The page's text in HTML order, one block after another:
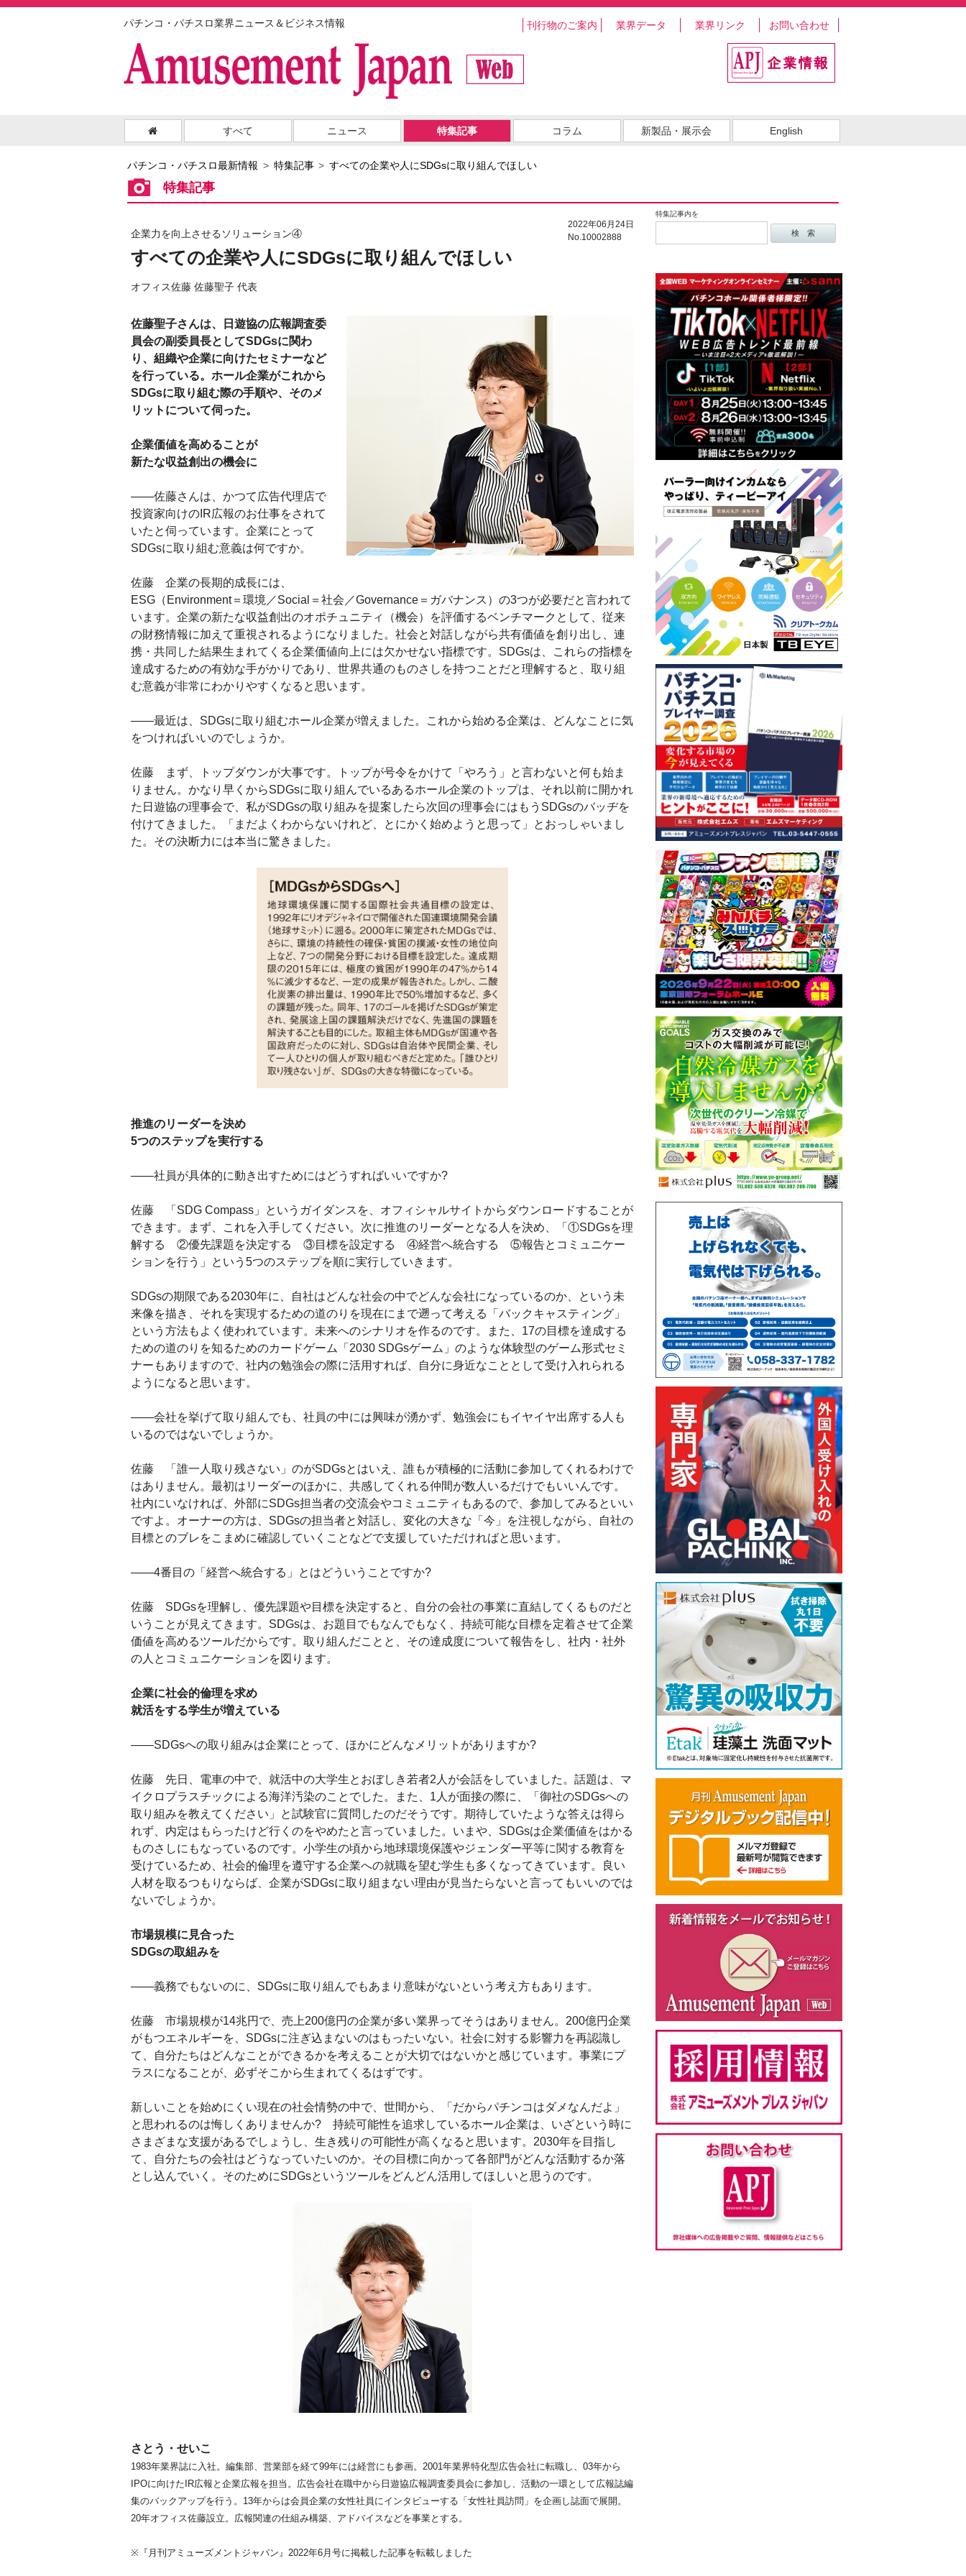
パチンコ・パチスロ業界ニュース＆ビジネス情報 刊行物のご案内 業界データ 業界リンク お問い合わせ
すべて ニュース 特集記事 コラム 新製品・展示会 English
パチンコ・パチスロ最新情報 特集記事 すべての企業や人にSDGsに取り組んでほしい
特集記事
特集記事内を
2022年06月24日
No.10002888
企業力を向上させるソリューション④
すべての企業や人にSDGsに取り組んでほしい
オフィス佐藤 佐藤聖子 代表
佐藤聖子さんは、日遊協の広報調査委
員会の副委員長としてSDGsに関わ
り、組織や企業に向けたセミナーなど
を行っている。ホール企業がこれから
SDGsに取り組む際の手順や、そのメ
リットについて伺った。
企業価値を高めることが
新たな収益創出の機会に
――佐藤さんは、かつて広告代理店で
投資家向けのIR広報のお仕事をされて
いたと伺っています。企業にとって
SDGsに取り組む意義は何ですか。
佐藤 企業の長期的成長には、
ESG（Environment＝環境／Social＝社会／Governance＝ガバナンス）の3つが必要だと言われて
います。企業の新たな収益創出のオポチュニティ（機会）を評価するベンチマークとして、従来
の財務情報に加えて重視されるようになりました。社会と対話しながら共有価値を創り出し、連
携・共同した結果生まれてくる企業価値向上には欠かせない指標です。SDGsは、これらの指標を
達成するための有効な手がかりであり、世界共通のものさしを持つことだと理解すると、取り組
む意義が非常にわかりやすくなると思います。
――最近は、SDGsに取り組むホール企業が増えました。これから始める企業は、どんなことに気
をつければいいのでしょうか。
佐藤 まず、トップダウンが大事です。トップが号令をかけて「やろう」と言わないと何も始ま
りません。かなり早くからSDGsに取り組んでいるあるホール企業のトップは、それ以前に開かれ
た日遊協の理事会で、私がSDGsの取り組みを提案したら次回の理事会にはもうSDGsのバッヂを
付けてきました。「まだよくわからないけれど、とにかく始めようと思って」とおっしゃいまし
た。その決断力には本当に驚きました。
推進のリーダーを決め
5つのステップを実行する
――社員が具体的に動き出すためにはどうすればいいですか?
佐藤 「SDG Compass」というガイダンスを、オフィシャルサイトからダウンロードすることが
できます。まず、これを入手してください。次に推進のリーダーとなる人を決め、「①SDGsを理
解する ②優先課題を決定する ③目標を設定する ④経営へ統合する ⑤報告とコミュニケー
ションを行う」という5つのステップを順に実行していきます。
SDGsの期限である2030年に、自社はどんな社会の中でどんな会社になっているのか、という未
来像を描き、それを実現するための道のりを現在にまで遡って考える「バックキャスティング」
という方法もよく使われています。未来へのシナリオを作るのです。また、17の目標を達成する
ための道のりを知るためのカードゲーム「2030 SDGsゲーム」のような体験型のゲーム形式セミ
ナーもありますので、社内の勉強会の際に活用すれば、自分に身近なこととして受け入れられる
ようになると思います。
――会社を挙げて取り組んでも、社員の中には興味が湧かず、勉強会にもイヤイヤ出席する人も
いるのではないでしょうか。
佐藤 「誰一人取り残さない」のがSDGsとはいえ、誰もが積極的に活動に参加してくれるわけで
はありません。最初はリーダーのほかに、共感してくれる仲間が数人いるだけでもいいんです。
社内にいなければ、外部にSDGs担当者の交流会やコミュニティもあるので、参加してみるといい
ですよ。オーナーの方は、SDGsの担当者と対話し、変化の大きな「今」を注視しながら、自社の
目標とのブレをこまめに確認していくことなどで支援していただければと思います。
――4番目の「経営へ統合する」とはどういうことですか?
佐藤 SDGsを理解し、優先課題や目標を決定すると、自分の会社の事業に直結してくるものだと
いうことが見えてきます。SDGsは、お題目でもなんでもなく、持続可能な目標を定着させて企業
価値を高めるツールだからです。取り組んだことと、その達成度について報告をし、社内・社外
の人とコミュニケーションを図ります。
企業に社会的倫理を求め
就活をする学生が増えている
――SDGsへの取り組みは企業にとって、ほかにどんなメリットがありますか?
佐藤 先日、電車の中で、就活中の大学生とおぼしき若者2人が会話をしていました。話題は、マ
イクロプラスチックによる海洋汚染のことでした。また、1人が面接の際に、「御社のSDGsへの
取り組みを教えてください」と試験官に質問したのだそうです。期待していたような答えは得ら
れず、内定はもらったけど行くのをやめたと言っていました。いまや、SDGsは企業価値をはかる
ものさしにもなっているのです。小学生の頃から地球環境保護やジェンダー平等に関する教育を
受けているため、社会的倫理を遵守する企業への就職を望む学生も多くなってきています。良い
人材を取るつもりならば、企業がSDGsに取り組まない理由が見当たらないと言ってもいいのでは
ないでしょうか。
市場規模に見合った
SDGsの取組みを
――義務でもないのに、SDGsに取り組んでもあまり意味がないという考え方もあります。
佐藤 市場規模が14兆円で、売上200億円の企業が多い業界ってそうはありません。200億円企業
がもつエネルギーを、SDGsに注ぎ込まないのはもったいない。社会に対する影響力を再認識し
て、自分たちはどんなことができるかを考えることが大切ではないかと感じています。事業にプ
ラスになることが、必ずそこから生まれてくるはずです。
新しいことを始めにくい現在の社会情勢の中で、世間から、「だからパチンコはダメなんだよ」
と思われるのは悔しくありませんか? 持続可能性を追求しているホール企業は、いざという時に
さまざまな支援があるでしょうし、生き残りの可能性が高くなると思います。2030年を目指し
て、自分たちの会社はどうなっていたいのか。その目標に向かって各部門がどんな活動するか落
とし込んでいく。そのためにSDGsというツールをどんどん活用してほしいと思うのです。
さとう・せいこ
1983年業界誌に入社。編集部、営業部を経て99年には経営にも参画。2001年業界特化型広告会社に転職し、03年から
IPOに向けたIR広報と企業広報を担当。広告会社在職中から日遊協広報調査委員会に参加し、活動の一環として広報誌編
集のバックアップを行う。13年からは会員企業の女性社員にインタビューする「女性社員訪問」を企画し誌面で展開。
20年オフィス佐藤設立。広報関連の仕組み構築、アドバイスなどを事業とする。
※『月刊アミューズメントジャパン』2022年6月号に掲載した記事を転載しました